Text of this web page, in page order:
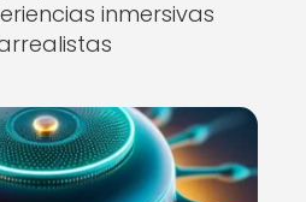
inmersivas